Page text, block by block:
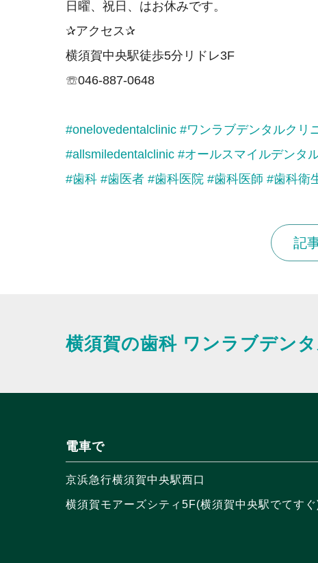
日曜、祝日、はお休みです。
✰アクセス✰
横須賀中央駅徒歩5分リドレ3F
☏046-887-0648
#onelovedentalclinic #ワンラブデンタルクリ
#allsmiledentalclinic #オールスマイルデンタ
#歯科 #歯医者 #歯科医院 #歯科医師 #歯科衛
記
横須賀の歯科 ワンラブデン
電車で
京浜急行横須賀中央駅西口
横須賀モアーズシティ5F(横須賀中央駅でてすぐ